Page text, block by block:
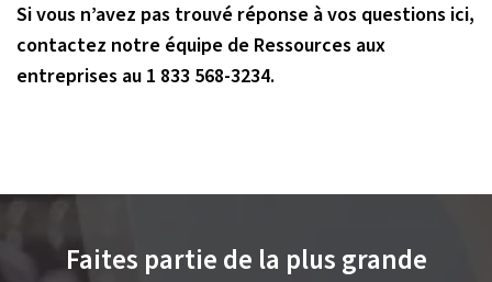
Si vous n’avez pas trouvé réponse à vos questions ici,
contactez notre équipe de Ressources aux
entreprises au 1 833 568-3234.
Faites partie de la plus grande